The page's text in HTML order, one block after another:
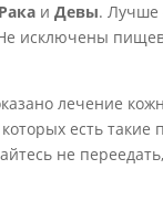
Рака иДевы. Лучше
Не исключены
лечение
которых есть такие
не переедать,